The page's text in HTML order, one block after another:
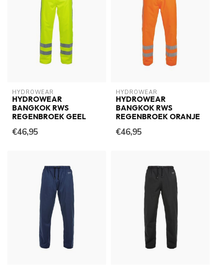
HYDROWEAR
HYDROWEAR
BANGKOK RWS
REGENBROEK GEEL
€46,95
HYDROWEAR
HYDROWEAR
BANGKOK RWS
REGENBROEK ORANJE
€46,95